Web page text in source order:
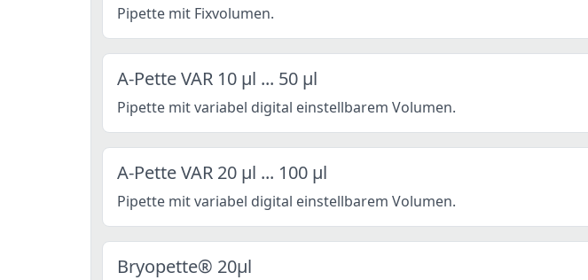
Pipette mit Fixvolumen.
A-Pette VAR 10 µl ... 50 µl
Pipette mit variabel digital einstellbarem Volumen.
A-Pette VAR 20 µl ... 100 µl
Pipette mit variabel digital einstellbarem Volumen.
Bryopette® 20µl